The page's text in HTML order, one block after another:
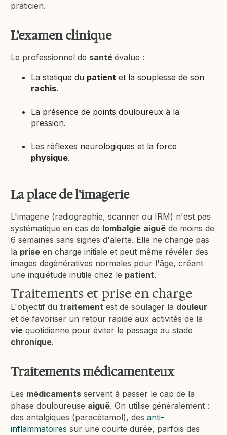
praticien.
L'examen clinique
Le professionnel de santéévalue :
La statique du patient et la souplesse de son
rachis.
La présence de points douloureux à la
pression.
Les réflexes neurologiques et la force
physique.
La place de l'imagerie
L'imagerie (radiographie, scanner ou IRM) n'est pas
systématique en cas de lombalgie aiguë de moins de
6 semaines sans signes d'alerte. Elle ne change pas
la prise en charge initiale et peut même révéler des
images dégénératives normales pour l'âge, créant
une inquiétude inutile chez le patient.
Traitements et prise en charge
L'objectif dutraitement est de soulager la douleur
et de favoriser un retour rapide aux activités de la
vie quotidienne pour éviter le passage au stade
chronique.
Traitements médicamenteux
Les médicaments servent à passer le cap de la
phase douloureuse aiguë. On utilise généralement :
des antalgiques (paracétamol), des anti-
inflammatoires sur une courte durée, parfois des